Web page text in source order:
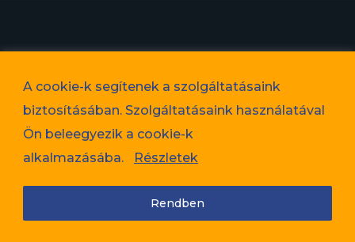
A cookie-k segítenek a szolgáltatásaink
biztosításában. Szolgáltatásaink használatával
Ön beleegyezik a cookie-k
alkalmazásába.
Részletek
Rendben
Adatvédelem
Cookie tájékoztató